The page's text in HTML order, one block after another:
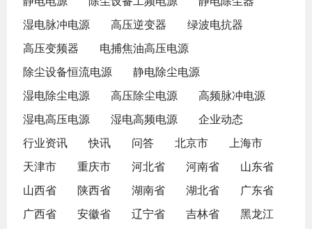
湿电脉冲电源
高压逆变器
绿波电抗器
高压变频器
电捕焦油高压电源
除尘设备恒流电源
静电除尘电源
湿电除尘电源
高压除尘电源
高频脉冲电源
湿电高压电源
湿电高频电源
企业动态
行业资讯
快讯 问答 北京市
上海市
天津市
重庆市 河北省 河南省
山东省
山西省
陕西省 湖南省 湖北省
广东省
广西省
安徽省 辽宁省 吉林省
黑龙江